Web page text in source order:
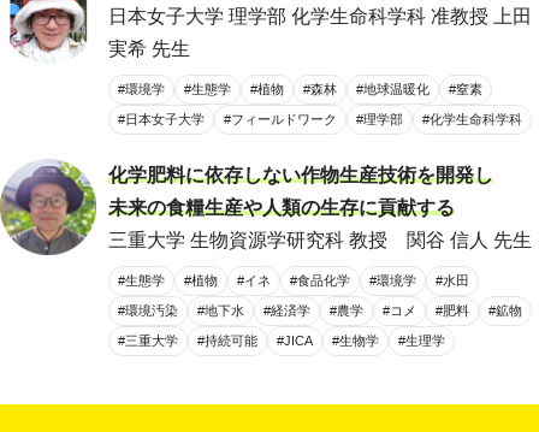
日本女子大学 理学部 化学生命科学科 准教授 上田
実希 先生
#環境学 #生態学 #植物 #森林 #地球温暖化 #窒素
#日本女子大学 #フィールドワーク #理学部 #化学生命科学科
化学肥料に依存しない作物生産技術を開発し
未来の食糧生産や人類の生存に貢献する
三重大学 生物資源学研究科 教授 関谷 信人 先生
#生態学 #植物 #イネ #食品化学 #環境学 #水田
#環境汚染 #地下水 #経済学 #農学 #コメ #肥料 #鉱物
#三重大学 #持続可能 #JICA #生物学 #生理学